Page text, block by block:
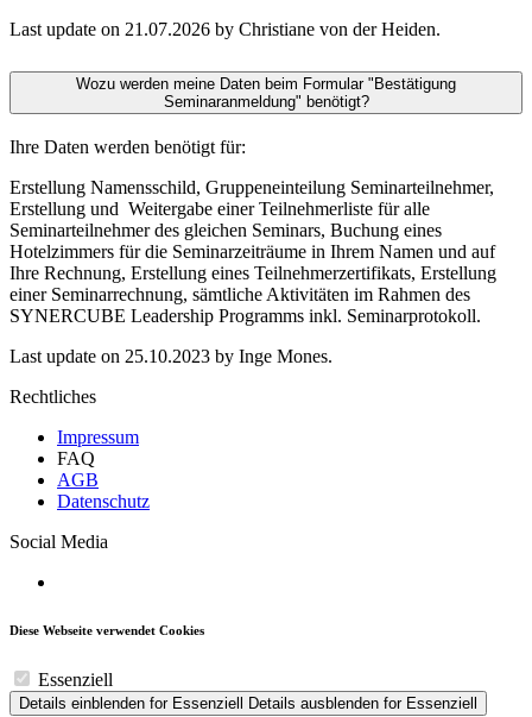
Last update on 21.07.2026 by Christiane von der Heiden.
Wozu werden meine Daten beim Formular "Bestätigung
Seminaranmeldung" benötigt?
Ihre Daten werden benötigt für:
Erstellung Namensschild, Gruppeneinteilung Seminarteilnehmer,
Erstellung und Weitergabe einer Teilnehmerliste für alle
Seminarteilnehmer des gleichen Seminars, Buchung eines
Hotelzimmers für die Seminarzeiträume in Ihrem Namen und auf
Ihre Rechnung, Erstellung eines Teilnehmerzertifikats, Erstellung
einer Seminarrechnung, sämtliche Aktivitäten im Rahmen des
SYNERCUBE Leadership Programms inkl. Seminarprotokoll.
Last update on 25.10.2023 by Inge Mones.
Rechtliches
Impressum
FAQ
AGB
Datenschutz
Social Media
Diese Webseite verwendet Cookies
Essenziell
Details einblenden for Essenziell Details ausblenden for Essenziell